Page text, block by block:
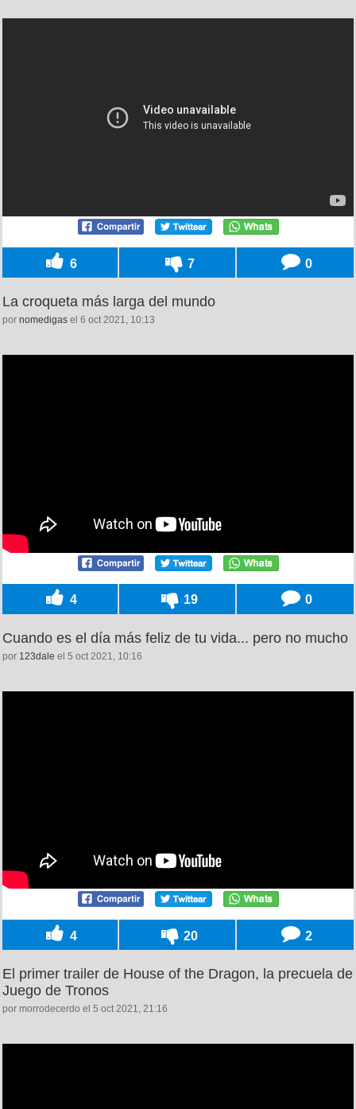
6 7 0
La croqueta más larga del mundo
por nomedigas el 6 oct 2021, 10:13
4 19 0
Cuando es el día más feliz de tu vida... pero no mucho
por 123dale el 5 oct 2021, 10:16
4 20 2
El primer trailer de House of the Dragon, la precuela de
Juego de Tronos
por morrodecerdo el 5 oct 2021, 21:16